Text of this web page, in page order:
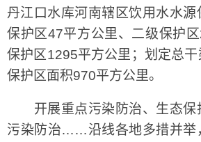
丹江口水库河南辖区饮用水水
保护区47平方公里、二级保护
保护区1295平方公里；划定总
保护区面积970平方公里。
开展重点污染防治、生态保
污染防治……沿线各地多措并举